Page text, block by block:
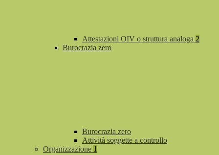
Attestazioni OIV o struttura analoga 2
Burocrazia zero
Burocrazia zero
Attività soggette a controllo
Organizzazione 1